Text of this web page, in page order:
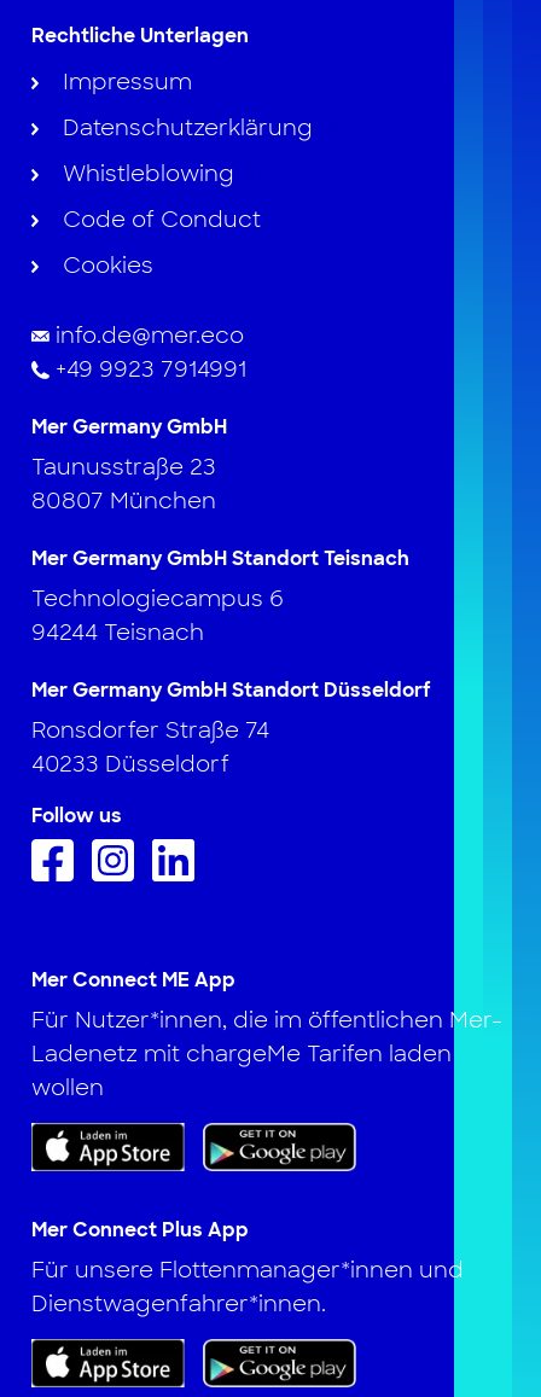
Mer Connect ME App
Für Nutzer*innen, die im öffentlichen Mer-
Ladenetz mit chargeMe Tarifen laden
wollen
Mer Connect Plus App
Für unsere Flottenmanager*innen und
Dienstwagenfahrer*innen.
Rechtliche Unterlagen
Impressum
Datenschutzerklärung
Whistleblowing
Code of Conduct
Cookies
info.de@mer.eco
+49 9923 7914991
Mer Germany GmbH
Taunusstraße 23
80807 München
Mer Germany GmbH Standort Teisnach
Technologiecampus 6
94244 Teisnach
Mer Germany GmbH Standort Düsseldorf
Ronsdorfer Straße 74
40233 Düsseldorf
Follow us